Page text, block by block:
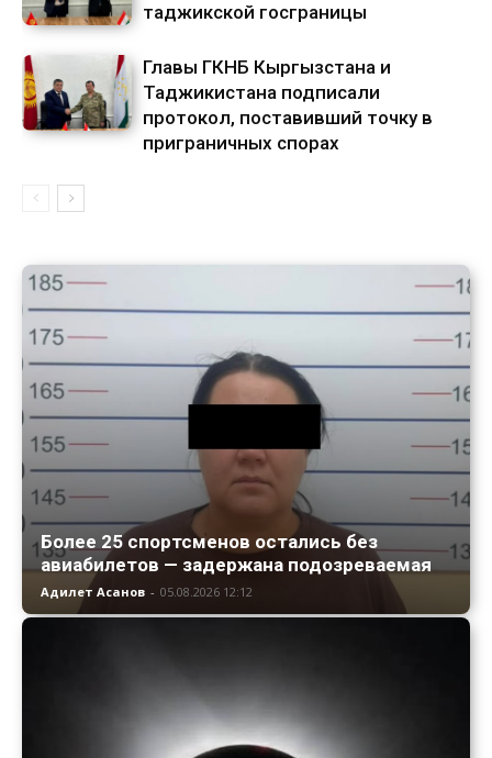
таджикской госграницы
Главы ГКНБ Кыргызстана и
Таджикистана подписали
протокол, поставивший точку в
приграничных спорах
Более 25 спортсменов остались без
авиабилетов — задержана подозреваемая
Адилет Асанов - 05.08.2026 12:12